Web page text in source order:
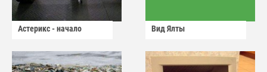
Астерикс - начало Вид Ялты